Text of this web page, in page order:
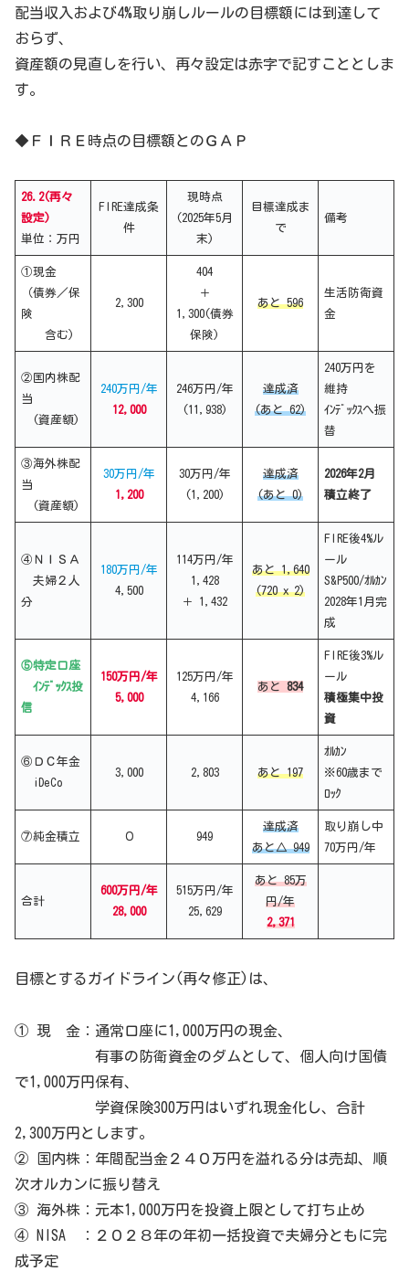
配当収入および4%取り崩しルールの目標額には到達して
おらず、
資産額の見直しを行い、再々設定は赤字で記すこととしま
す。
◆ＦＩＲＥ時点の目標額とのＧＡＰ
26.2(再々
設定)
単位：万円
FIRE達成条
件
現時点
(2025年5月
末)
目標達成ま
で
備考
①現金
（債券／保
険
含む)
2,300
404
＋
1,300(債券
保険)
あと 596
生活防衛資
金
②国内株配
当
(資産額)
240万円/年
12,000
246万円/年
(11,938)
達成済
(あと 62)
240万円を
維持
ｲﾝﾃﾞｯｸｽへ振
替
③海外株配
当
(資産額)
30万円/年
1,200
30万円/年
(1,200)
達成済
(あと 0)
2026年2月
積立終了
④ＮＩＳＡ
夫婦２人
分
180万円/年
4,500
114万円/年
1,428
＋ 1,432
あと 1,640
(720 x 2)
FIRE後4%ル
ール
S&P500/ｵﾙｶﾝ
2028年1月完
成
⑤特定口座
ｲﾝﾃﾞｯｸｽ投
信
150万円/年
5,000
125万円/年
4,166
あと 834
FIRE後3%ル
ール
積極集中投
資
⑥ＤＣ年金
iDeCo
3,000 2,803 あと 197
ｵﾙｶﾝ
※60歳まで
ﾛｯｸ
⑦純金積立 ０ 949
達成済
あと△ 949
取り崩し中
70万円/年
合計
600万円/年
28,000
515万円/年
25,629
あと 85万
円/年
2,371
目標とするガイドライン(再々修正)は、
① 現 金：通常口座に1,000万円の現金、
有事の防衛資金のダムとして、個人向け国債
で1,000万円保有、
学資保険300万円はいずれ現金化し、合計
2,300万円とします。
② 国内株：年間配当金２４０万円を溢れる分は売却、順
次オルカンに振り替え
③ 海外株：元本1,000万円を投資上限として打ち止め
④ NISA ：２０２８年の年初一括投資で夫婦分ともに完
成予定